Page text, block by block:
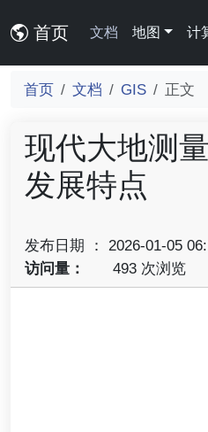
首页 文档 地图 计
首页 文档 GIS 正文
现代大地测
发展特点
发布日期 ： 2026-01-05
访问量：
493 次浏览